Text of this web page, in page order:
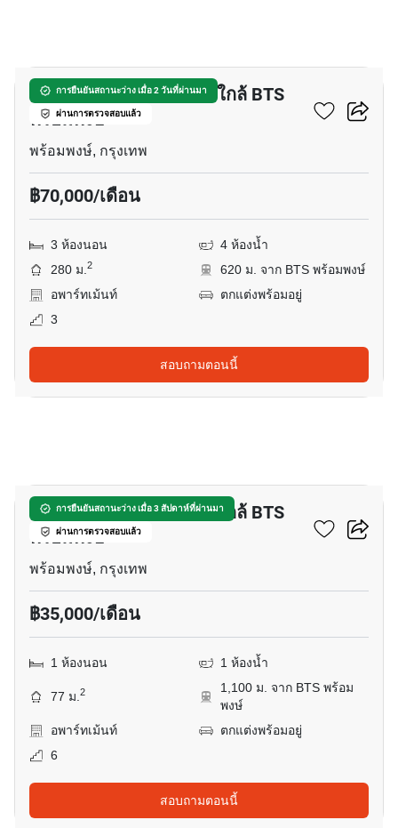
การยืนยันสถานะว่าง เมื่อ 2 วันที่ผ่านมา
ผ่านการตรวจสอบแล้ว
อพาร์ทเมนต์ 3-ห้องนอน ใกล้ BTS
พร้อมพงษ์
พร้อมพงษ์, กรุงเทพ
฿70,000/เดือน
3 ห้องนอน
4 ห้องน้ำ
280 ม.2
620 ม. จาก BTS พร้อมพงษ์
อพาร์ทเม้นท์
ตกแต่งพร้อมอยู่
3
สอบถามตอนนี้
การยืนยันสถานะว่าง เมื่อ 3 สัปดาห์ที่ผ่านมา
ผ่านการตรวจสอบแล้ว
อพาร์ทเมนต์ 1-ห้องนอน ใกล้ BTS
พร้อมพงษ์
พร้อมพงษ์, กรุงเทพ
฿35,000/เดือน
1 ห้องนอน 1 ห้องน้ำ
77 ม.2
1,100 ม. จาก BTS พร้อม
พงษ์
อพาร์ทเม้นท์
ตกแต่งพร้อมอยู่
6
สอบถามตอนนี้